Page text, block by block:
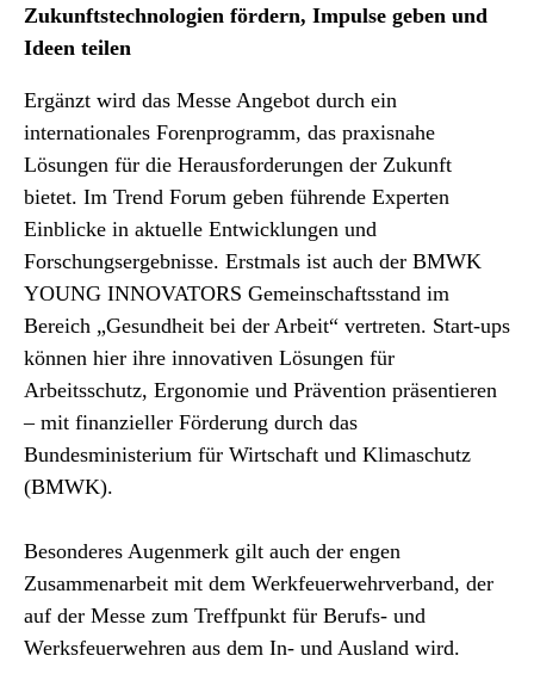
Zukunftstechnologien fördern, Impulse geben und
Ideen teilen
Ergänzt wird das Messe Angebot durch ein
internationales Forenprogramm, das praxisnahe
Lösungen für die Herausforderungen der Zukunft
bietet. Im Trend Forum geben führende Experten
Einblicke in aktuelle Entwicklungen und
Forschungsergebnisse. Erstmals ist auch der BMWK
YOUNG INNOVATORS Gemeinschaftsstand im
Bereich „Gesundheit bei der Arbeit“ vertreten. Start-ups
können hier ihre innovativen Lösungen für
Arbeitsschutz, Ergonomie und Prävention präsentieren
– mit finanzieller Förderung durch das
Bundesministerium für Wirtschaft und Klimaschutz
(BMWK).
Besonderes Augenmerk gilt auch der engen
Zusammenarbeit mit dem Werkfeuerwehrverband, der
auf der Messe zum Treffpunkt für Berufs- und
Werksfeuerwehren aus dem In- und Ausland wird.